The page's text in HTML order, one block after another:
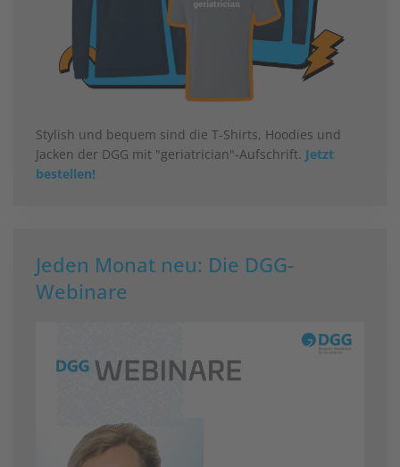
Stylish und bequem sind die T-Shirts, Hoodies und
Jacken der DGG mit "geriatrician"-Aufschrift. Jetzt
bestellen!
Jeden Monat neu: Die DGG-
Webinare